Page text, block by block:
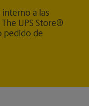
interno a las
UPS Store®
pedido de